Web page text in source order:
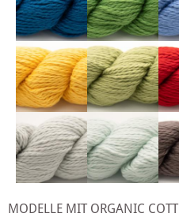
MODELLE MIT ORGANIC